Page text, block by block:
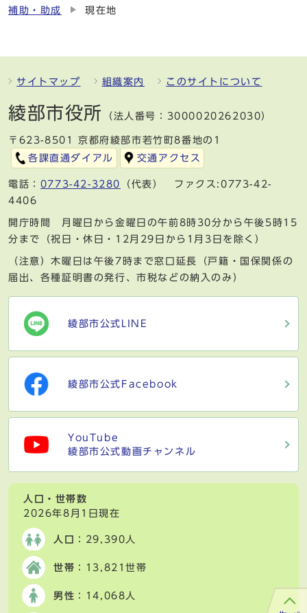
補助・助成
現在地
サイトマップ 組織案内 このサイトについて
綾部市役所 （法人番号：3000020262030）
〒623-8501 京都府綾部市若竹町8番地の1
各課直通ダイアル
交通アクセス
電話： 0773-42-3280
（代表） ファクス:0773-42-
4406
開庁時間 月曜日から金曜日の午前8時30分から午後5時15
分まで（祝日・休日・12月29日から1月3日を除く）
（注意）木曜日は午後7時まで窓口延長（戸籍・国保関係の
届出、各種証明書の発行、市税などの納入のみ）
綾部市公式LINE
綾部市公式Facebook
YouTube
綾部市公式動画チャンネル
人口・世帯数
2026年8月1日現在
人口 ：29,390人
世帯 ：13,821世帯
男性 ：14,068人